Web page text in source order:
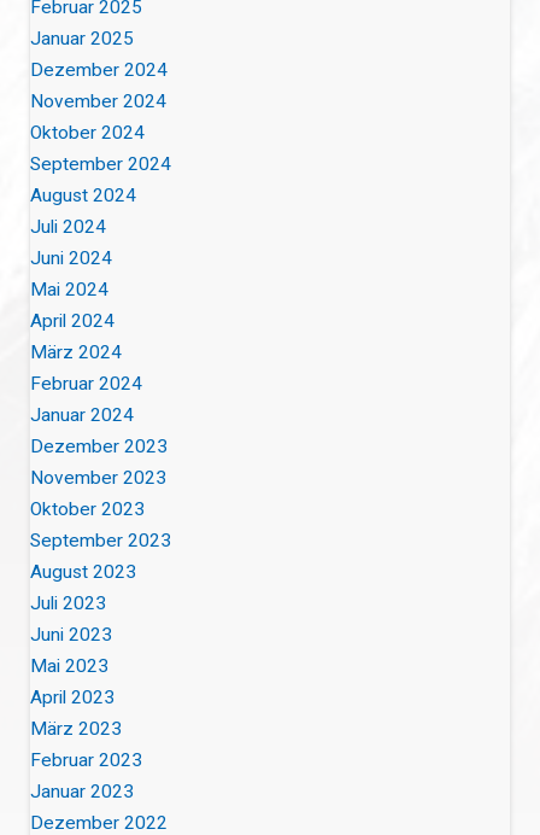
Februar 2025
Januar 2025
Dezember 2024
November 2024
Oktober 2024
September 2024
August 2024
Juli 2024
Juni 2024
Mai 2024
April 2024
März 2024
Februar 2024
Januar 2024
Dezember 2023
November 2023
Oktober 2023
September 2023
August 2023
Juli 2023
Juni 2023
Mai 2023
April 2023
März 2023
Februar 2023
Januar 2023
Dezember 2022